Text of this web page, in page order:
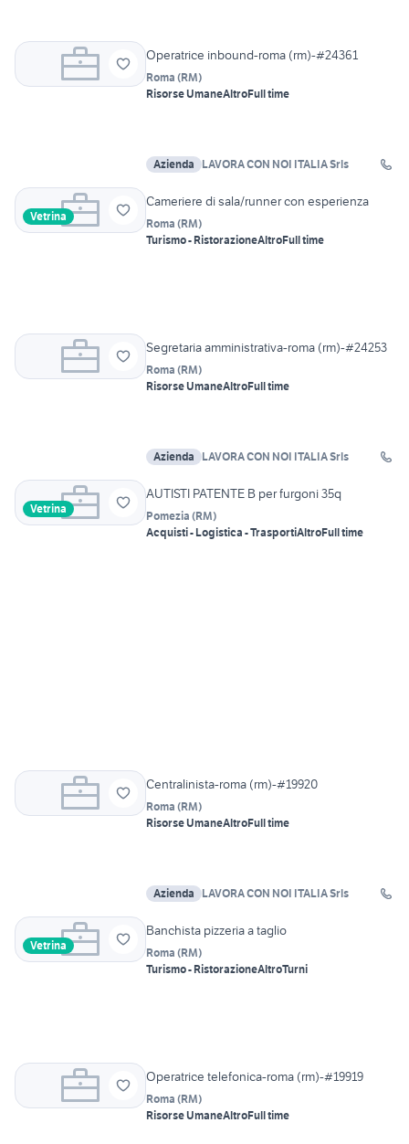
Operatrice inbound-roma (rm)-#24361
Roma (RM)
Risorse UmaneAltroFull time
Azienda LAVORA CON NOI ITALIA Srls
Vetrina
Cameriere di sala/runner con esperienza
Roma (RM)
Turismo - RistorazioneAltroFull time
Segretaria amministrativa-roma (rm)-#24253
Roma (RM)
Risorse UmaneAltroFull time
Azienda LAVORA CON NOI ITALIA Srls
Vetrina
AUTISTI PATENTE B per furgoni 35q
Pomezia (RM)
Acquisti - Logistica - TrasportiAltroFull time
Centralinista-roma (rm)-#19920
Roma (RM)
Risorse UmaneAltroFull time
Azienda LAVORA CON NOI ITALIA Srls
Vetrina
Banchista pizzeria a taglio
Roma (RM)
Turismo - RistorazioneAltroTurni
Operatrice telefonica-roma (rm)-#19919
Roma (RM)
Risorse UmaneAltroFull time